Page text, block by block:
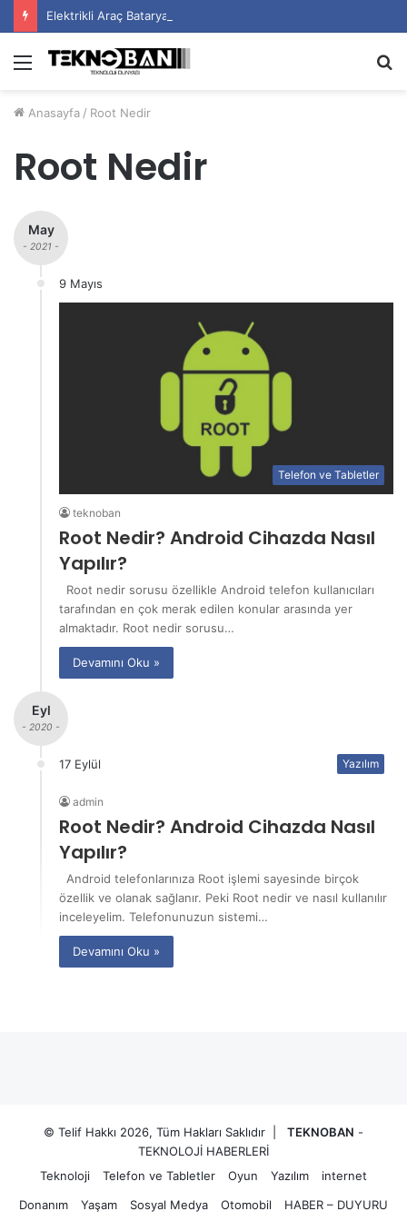
Elektrikli Araç Bataryalarının Ömrü Nasıl Uzatılır?
Menü
Anasayfa / Root Nedir
Root Nedir
May
- 2021 -
9 Mayıs
Telefon ve Tabletler
teknoban
Root Nedir? Android Cihazda Nasıl
Yapılır?
Root nedir sorusu özellikle Android telefon kullanıcıları
tarafından en çok merak edilen konular arasında yer
almaktadır. Root nedir sorusu…
Devamını Oku »
Eyl
- 2020 -
17 Eylül Yazılım
admin
Root Nedir? Android Cihazda Nasıl
Yapılır?
Android telefonlarınıza Root işlemi sayesinde birçok
özellik ve olanak sağlanır. Peki Root nedir ve nasıl kullanılır
inceleyelim. Telefonunuzun sistemi…
Devamını Oku »
© Telif Hakkı 2026, Tüm Hakları Saklıdır | TEKNOBAN -
TEKNOLOJİ HABERLERİ
Teknoloji
Telefon ve Tabletler Oyun Yazılım
internet
Donanım
Yaşam Sosyal Medya Otomobil HABER – DUYURU